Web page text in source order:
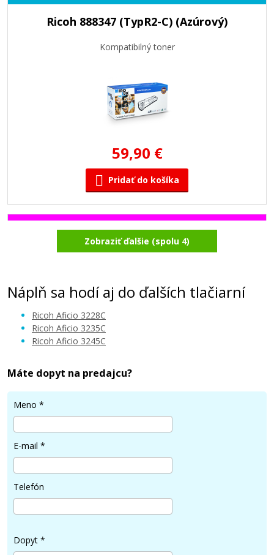
Ricoh 888347 (TypR2-C) (Azúrový)
Kompatibilný toner
59,90 €
Pridať do košíka
Ricoh 888346 (TypR2-M) (Purpurový)
23,90 €
Ricoh 888347 (TypR2-C) (Azúrový)
Zobraziť ďalšie (spolu 4)
Náplň sa hodí aj do ďalších tlačiarní
Ricoh Aficio 3228C
Ricoh Aficio 3235C
Ricoh Aficio 3245C
Máte dopyt na predajcu?
Meno *
E-mail *
Telefón
Dopyt *